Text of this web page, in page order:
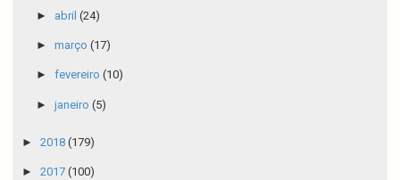
► abril (24)
► março (17)
► fevereiro (10)
► janeiro (5)
► 2018 (179)
► 2017 (100)